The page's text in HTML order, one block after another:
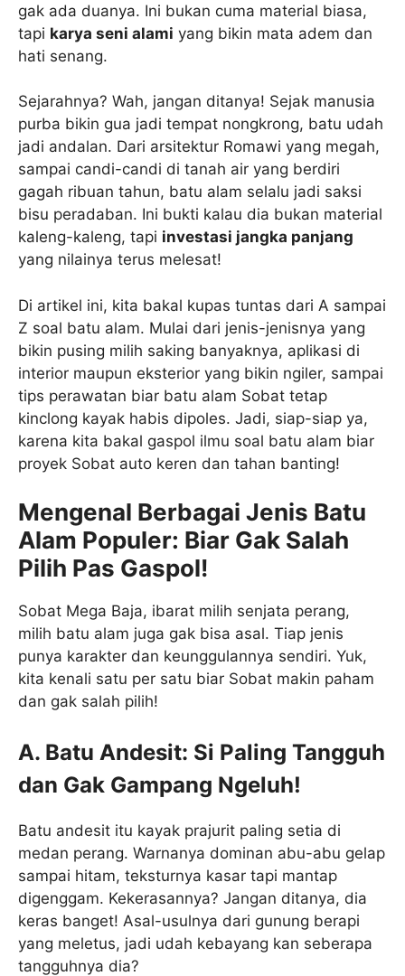
gak ada duanya. Ini bukan cuma material biasa,
tapi karya seni alami yang bikin mata adem dan
hati senang.
Sejarahnya? Wah, jangan ditanya! Sejak manusia
purba bikin gua jadi tempat nongkrong, batu udah
jadi andalan. Dari arsitektur Romawi yang megah,
sampai candi-candi di tanah air yang berdiri
gagah ribuan tahun, batu alam selalu jadi saksi
bisu peradaban. Ini bukti kalau dia bukan material
kaleng-kaleng, tapi investasi jangka panjang
yang nilainya terus melesat!
Di artikel ini, kita bakal kupas tuntas dari A sampai
Z soal batu alam. Mulai dari jenis-jenisnya yang
bikin pusing milih saking banyaknya, aplikasi di
interior maupun eksterior yang bikin ngiler, sampai
tips perawatan biar batu alam Sobat tetap
kinclong kayak habis dipoles. Jadi, siap-siap ya,
karena kita bakal gaspol ilmu soal batu alam biar
proyek Sobat auto keren dan tahan banting!
Mengenal Berbagai Jenis Batu
Alam Populer: Biar Gak Salah
Pilih Pas Gaspol!
Sobat Mega Baja, ibarat milih senjata perang,
milih batu alam juga gak bisa asal. Tiap jenis
punya karakter dan keunggulannya sendiri. Yuk,
kita kenali satu per satu biar Sobat makin paham
dan gak salah pilih!
A. Batu Andesit: Si Paling Tangguh
dan Gak Gampang Ngeluh!
Batu andesit itu kayak prajurit paling setia di
medan perang. Warnanya dominan abu-abu gelap
sampai hitam, teksturnya kasar tapi mantap
digenggam. Kekerasannya? Jangan ditanya, dia
keras banget! Asal-usulnya dari gunung berapi
yang meletus, jadi udah kebayang kan seberapa
tangguhnya dia?